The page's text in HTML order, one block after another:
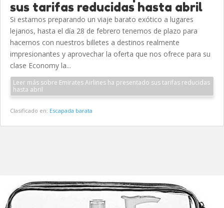
sus tarifas reducidas hasta abril
Si estamos preparando un viaje barato exótico a lugares
lejanos, hasta el día 28 de febrero tenemos de plazo para
hacernos con nuestros billetes a destinos realmente
impresionantes y aprovechar la oferta que nos ofrece para su
clase Economy la...
Leer más sobre Emirates Airlines ha presentado sus tarifas reducidas
hasta abril
Clasificado en: Escapada barata